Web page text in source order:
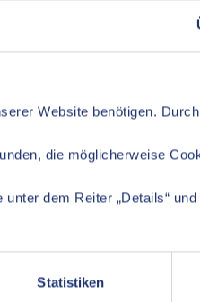
Website benötigen.
die möglicherweise
dem Reiter „Details“
Statistiken